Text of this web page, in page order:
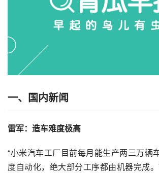
一、国内新闻
雷军：造车难度极高
“小米汽车工厂目前每月能生产两三万辆
度自动化，绝大部分工序都由机器完成